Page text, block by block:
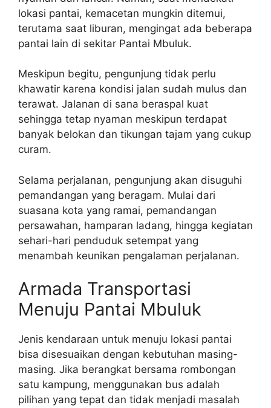
lokasi pantai, kemacetan mungkin ditemui,
terutama saat liburan, mengingat ada beberapa
pantai lain di sekitar Pantai Mbuluk.
Meskipun begitu, pengunjung tidak perlu
khawatir karena kondisi jalan sudah mulus dan
terawat. Jalanan di sana beraspal kuat
sehingga tetap nyaman meskipun terdapat
banyak belokan dan tikungan tajam yang cukup
curam.
Selama perjalanan, pengunjung akan disuguhi
pemandangan yang beragam. Mulai dari
suasana kota yang ramai, pemandangan
persawahan, hamparan ladang, hingga kegiatan
sehari-hari penduduk setempat yang
menambah keunikan pengalaman perjalanan.
Armada Transportasi
Menuju Pantai Mbuluk
Jenis kendaraan untuk menuju lokasi pantai
bisa disesuaikan dengan kebutuhan masing-
masing. Jika berangkat bersama rombongan
satu kampung, menggunakan bus adalah
pilihan yang tepat dan tidak menjadi masalah